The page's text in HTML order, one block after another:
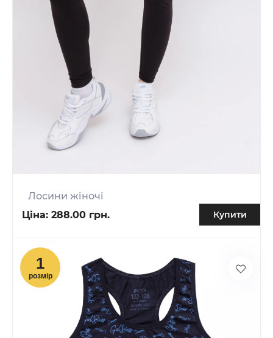
Лосини жіночі
Ціна: 288.00 грн. Купити